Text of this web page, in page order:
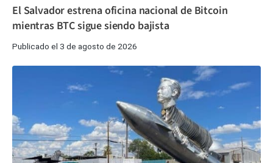
El Salvador estrena oficina nacional de Bitcoin
mientras BTC sigue siendo bajista
Publicado el 3 de agosto de 2026